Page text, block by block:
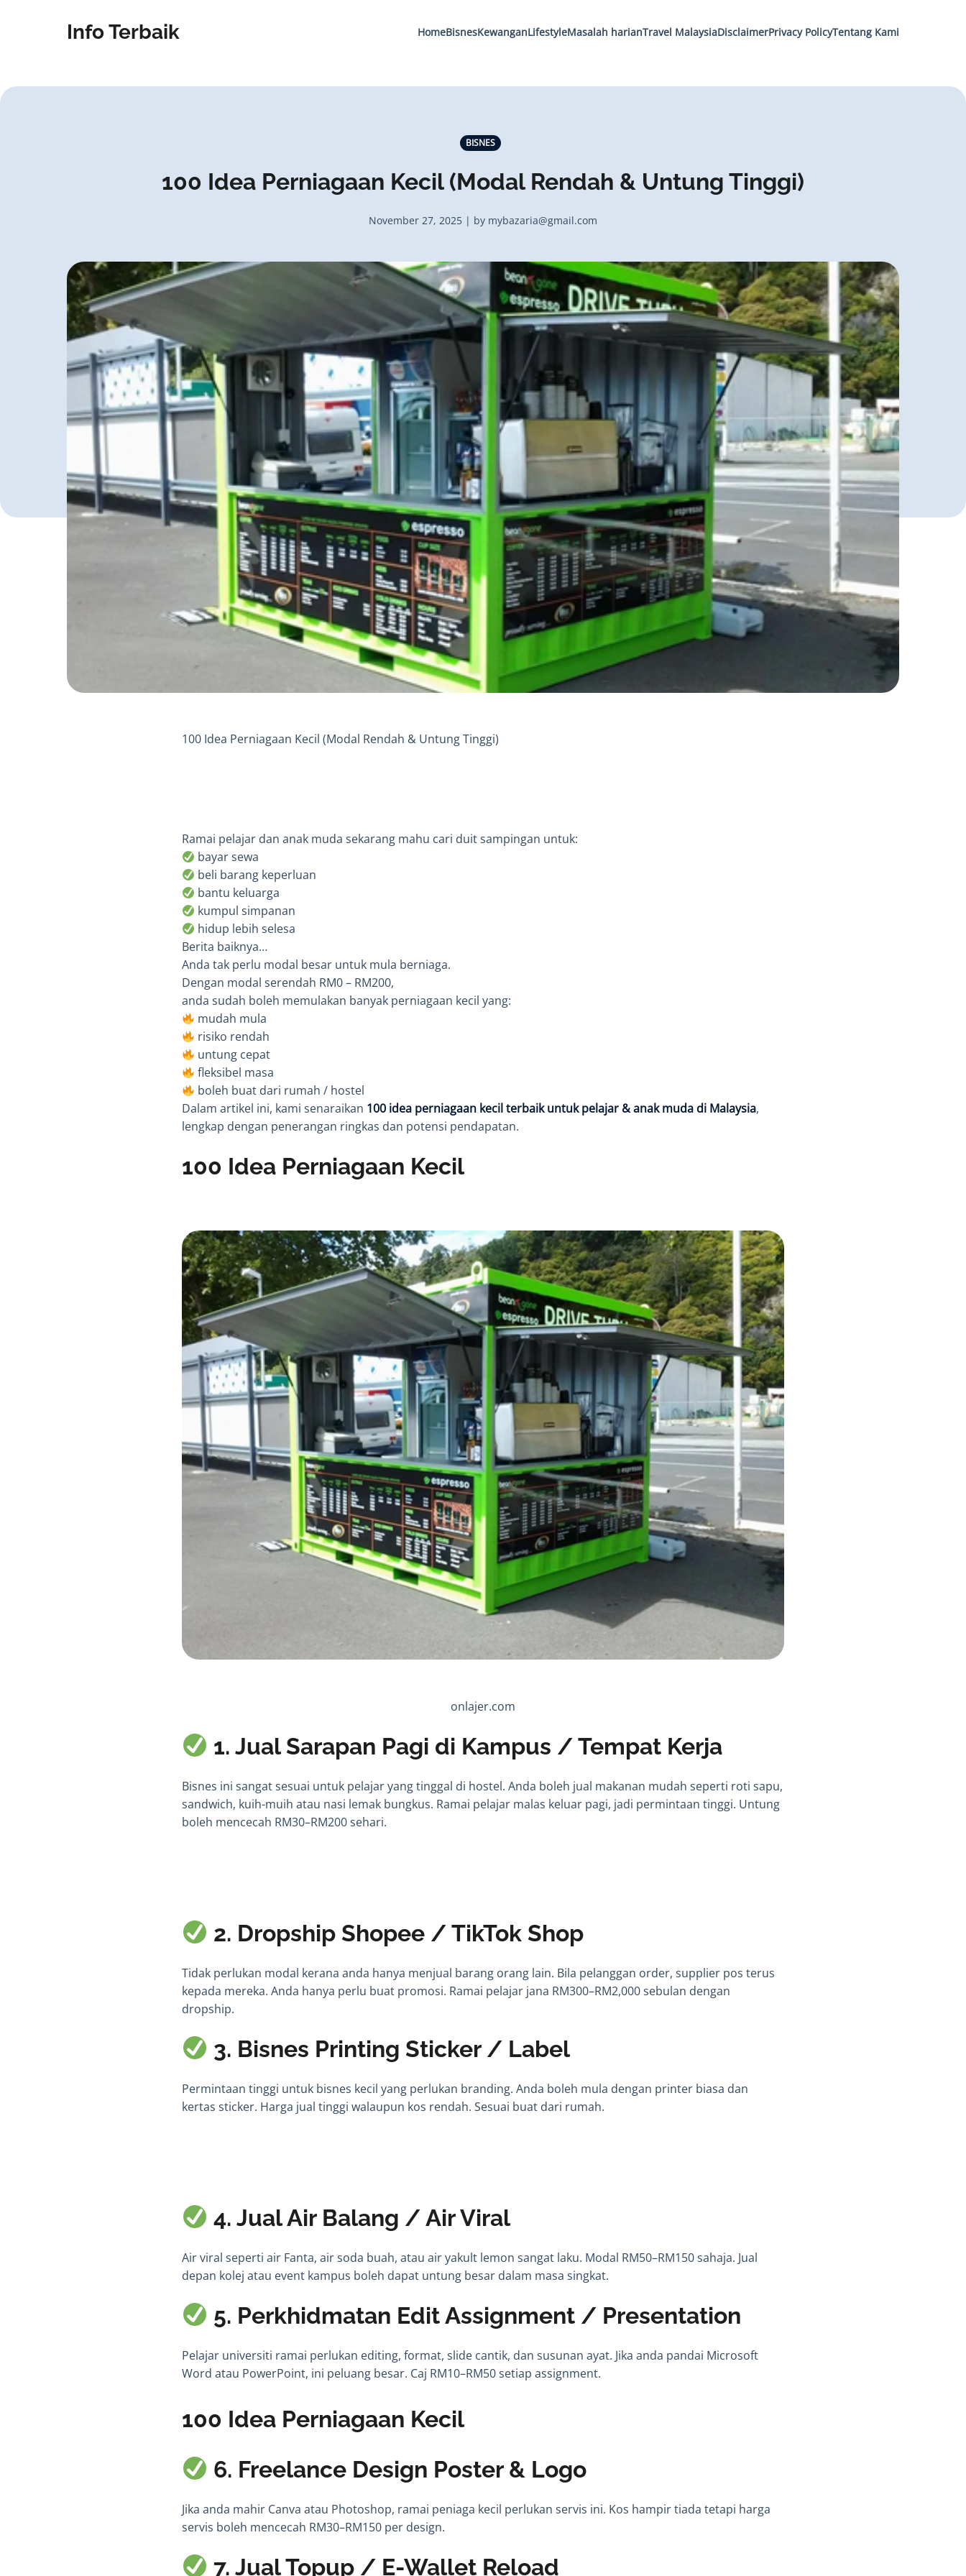
Info Terbaik HomeBisnesKewanganLifestyleMasalah harianTravel MalaysiaDisclaimerPrivacy PolicyTentang Kami
BISNES
100 Idea Perniagaan Kecil (Modal Rendah & Untung Tinggi)
November 27, 2025 | by mybazaria@gmail.com
100 Idea Perniagaan Kecil (Modal Rendah & Untung Tinggi)
Ramai pelajar dan anak muda sekarang mahu cari duit sampingan untuk:
bayar sewa
beli barang keperluan
bantu keluarga
kumpul simpanan
hidup lebih selesa
Berita baiknya…
Anda tak perlu modal besar untuk mula berniaga.
Dengan modal serendah RM0 – RM200,
anda sudah boleh memulakan banyak perniagaan kecil yang:
mudah mula
risiko rendah
untung cepat
fleksibel masa
boleh buat dari rumah / hostel
Dalam artikel ini, kami senaraikan 100 idea perniagaan kecil terbaik untuk pelajar & anak muda di Malaysia,
lengkap dengan penerangan ringkas dan potensi pendapatan.
100 Idea Perniagaan Kecil
onlajer.com
1. Jual Sarapan Pagi di Kampus / Tempat Kerja
Bisnes ini sangat sesuai untuk pelajar yang tinggal di hostel. Anda boleh jual makanan mudah seperti roti sapu,
sandwich, kuih-muih atau nasi lemak bungkus. Ramai pelajar malas keluar pagi, jadi permintaan tinggi. Untung
boleh mencecah RM30–RM200 sehari.
2. Dropship Shopee / TikTok Shop
Tidak perlukan modal kerana anda hanya menjual barang orang lain. Bila pelanggan order, supplier pos terus
kepada mereka. Anda hanya perlu buat promosi. Ramai pelajar jana RM300–RM2,000 sebulan dengan
dropship.
3. Bisnes Printing Sticker / Label
Permintaan tinggi untuk bisnes kecil yang perlukan branding. Anda boleh mula dengan printer biasa dan
kertas sticker. Harga jual tinggi walaupun kos rendah. Sesuai buat dari rumah.
4. Jual Air Balang / Air Viral
Air viral seperti air Fanta, air soda buah, atau air yakult lemon sangat laku. Modal RM50–RM150 sahaja. Jual
depan kolej atau event kampus boleh dapat untung besar dalam masa singkat.
5. Perkhidmatan Edit Assignment / Presentation
Pelajar universiti ramai perlukan editing, format, slide cantik, dan susunan ayat. Jika anda pandai Microsoft
Word atau PowerPoint, ini peluang besar. Caj RM10–RM50 setiap assignment.
100 Idea Perniagaan Kecil
6. Freelance Design Poster & Logo
Jika anda mahir Canva atau Photoshop, ramai peniaga kecil perlukan servis ini. Kos hampir tiada tetapi harga
servis boleh mencecah RM30–RM150 per design.
7. Jual Topup / E-Wallet Reload